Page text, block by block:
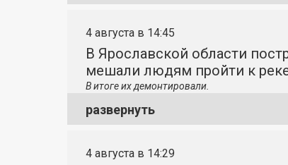
4 августа в 14:45
В Ярославской области
мешали людям пройти к
В итоге их демонтировали.
развернуть
4 августа в 14:29